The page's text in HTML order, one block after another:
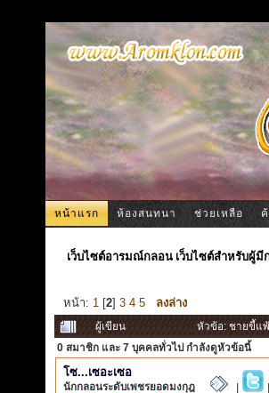
หน้าแรก ห้องสนทนา ช่วยเหลือ
เว็บไซต์อารมณ์กลอน เว็บไซต์สำหรับผู้มี
หน้า: 1 [2] 3 4 5 ลงล่าง
ผู้เขียน
หัวข้อ: ชายขี้แ
0 สมาชิก และ 7 บุคคลทั่วไป กำลังดูหัวข้อนี้
โซ...เซอะเซอ
นักกลอนระดับเพชรยอดมงกุฎ